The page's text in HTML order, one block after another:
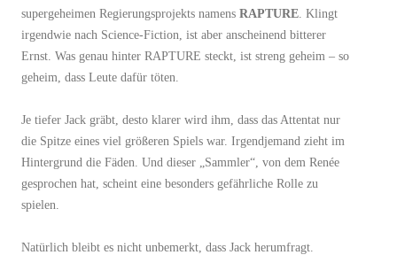
supergeheimen Regierungsprojekts namens RAPTURE. Klingt
irgendwie nach Science-Fiction, ist aber anscheinend bitterer
Ernst. Was genau hinter RAPTURE steckt, ist streng geheim – so
geheim, dass Leute dafür töten.
Je tiefer Jack gräbt, desto klarer wird ihm, dass das Attentat nur
die Spitze eines viel größeren Spiels war. Irgendjemand zieht im
Hintergrund die Fäden. Und dieser „Sammler“, von dem Renée
gesprochen hat, scheint eine besonders gefährliche Rolle zu
spielen.
Natürlich bleibt es nicht unbemerkt, dass Jack herumfragt.